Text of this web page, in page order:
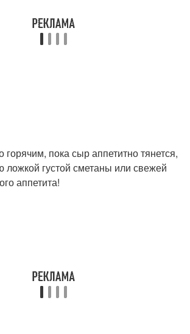
пока сыр аппетитно тянется,
ложкой густой сметаны или свежей
аппетита!